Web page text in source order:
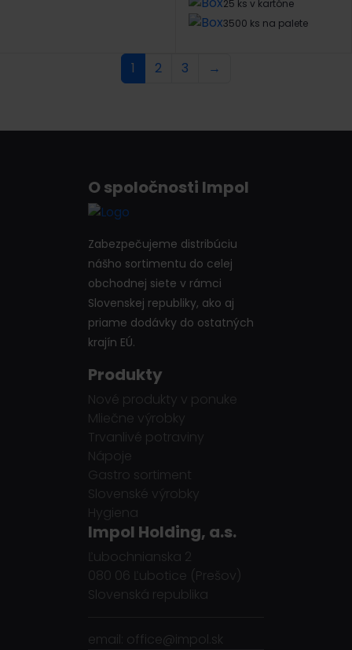
25 ks v kartóne
3500 ks na palete
1 2 3 →
O spoločnosti Impol
Zabezpečujeme distribúciu
nášho sortimentu do celej
obchodnej siete v rámci
Slovenskej republiky, ako aj
priame dodávky do ostatných
krajín EÚ.
Produkty
Nové produkty v ponuke
Mliečne výrobky
Trvanlivé potraviny
Nápoje
Gastro sortiment
Slovenské výrobky
Hygiena
Impol Holding, a.s.
Ľubochnianska 2
080 06 Ľubotice (Prešov)
Slovenská republika
email: office@impol.sk